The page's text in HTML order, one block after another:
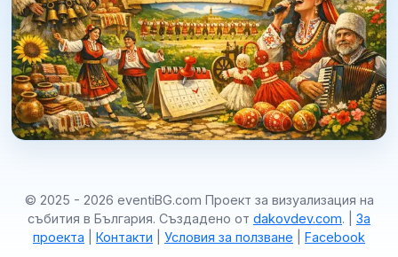
© 2025 - 2026 eventiBG.com Проект за визуализация на
събития в България. Създадено от dakovdev.com. | За
проекта
Контакти Условия за ползване Facebook